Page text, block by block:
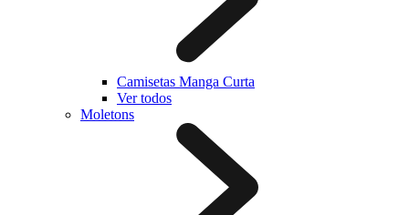
Camisetas Manga Curta
Ver todos
Moletons